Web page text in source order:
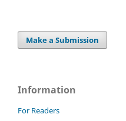
Make a Submission
Information
For Readers